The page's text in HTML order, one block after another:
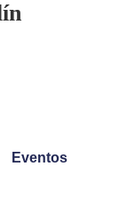
Eventos